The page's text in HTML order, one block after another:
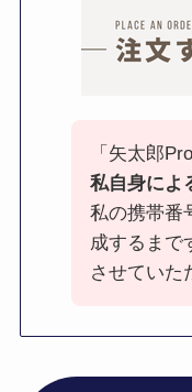
「矢太郎
私自身によ
私の携帯番
成するまで
させていた